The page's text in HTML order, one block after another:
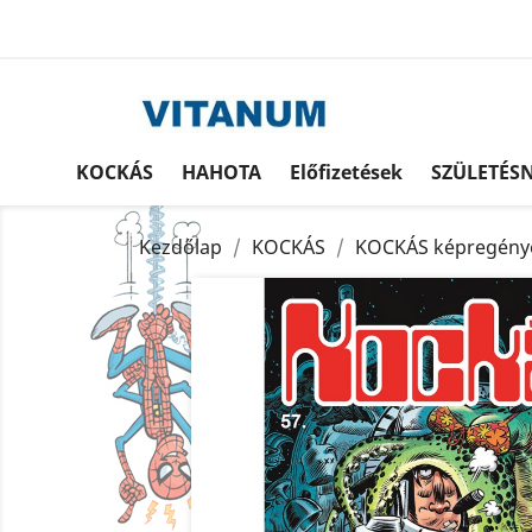
KOCKÁS HAHOTA Előfizetések
Kezdőlap KOCKÁS KOCKÁS